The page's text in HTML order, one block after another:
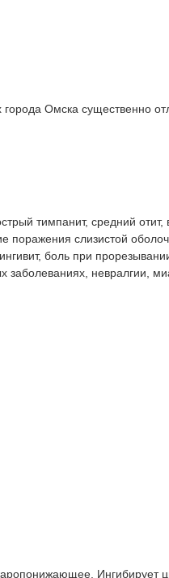
Омска существенно
тимпанит, средний
поражения слизистой
боль при
невралгии,
Ингибирует